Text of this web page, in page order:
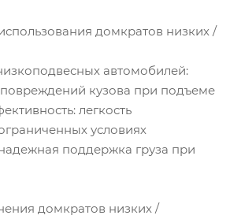
домкратов низких /
автомобилей:
кузова при подъеме
легкость
условиях
поддержка груза при
домкратов низких /